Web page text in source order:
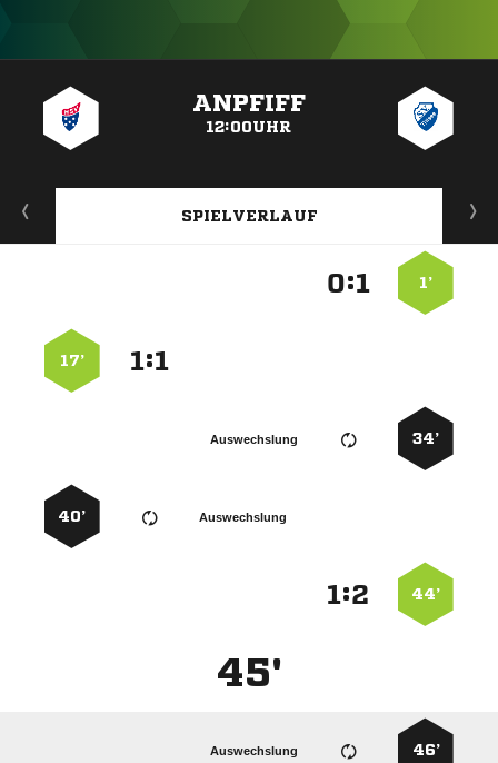
ANPFIFF
12:00UHR
SPIELVERLAUF
1’
:
:
17’
34’
Auswechslung
Auswechslung
40’
44’
:
45'
46’
Auswechslung